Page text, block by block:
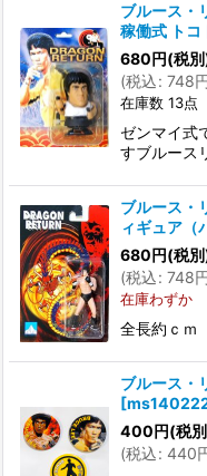
ブルース・
稼働式 トコ
680円(税
(税込: 748
在庫数 13点
ゼンマイ式
すブルース
ブルース・
ィギュア（
680円(税
(税込: 748
在庫わずか
全長約ｃｍ
ブルース・
[
400円(税
(税込: 440